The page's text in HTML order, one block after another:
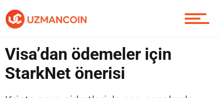
Yazarlardan
Piyasa
Visa’dan ödemeler için
StarkNet önerisi